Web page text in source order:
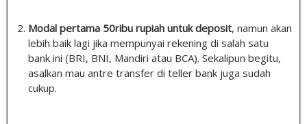
Modal pertama 50ribu rupiah untuk deposit, namun akan
lebih baik lagi jika mempunyai rekening di salah satu
bank ini (BRI, BNI, Mandiri atau BCA). Sekalipun begitu,
asalkan mau antre transfer di teller bank juga sudah
cukup.